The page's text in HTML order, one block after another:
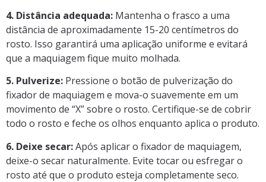
4. Distância adequada: Mantenha o frasco a uma
distância de aproximadamente 15-20 centímetros do
rosto. Isso garantirá uma aplicação uniforme e evitará
que a maquiagem fique muito molhada.
5. Pulverize: Pressione o botão de pulverização do
fixador de maquiagem e mova-o suavemente em um
movimento de “X” sobre o rosto. Certifique-se de cobrir
todo o rosto e feche os olhos enquanto aplica o produto.
6. Deixe secar:Após aplicar o fixador de maquiagem,
deixe-o secar naturalmente. Evite tocar ou esfregar o
rosto até que o produto esteja completamente seco.